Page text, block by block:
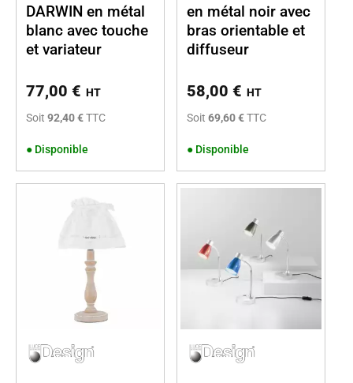
DARWIN en métal
blanc avec touche
et variateur
77,00 € HT
Soit 92,40 €TTC
● Disponible
en métal noir avec
bras orientable et
diffuseur
58,00 € HT
Soit 69,60 €TTC
● Disponible